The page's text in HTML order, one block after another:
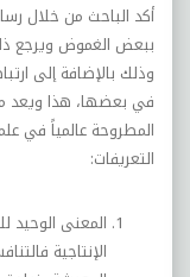
أكد الباحث من خلال
ببعض الغموض ويرجع
وذلك بالإضافة إلى
في بعضها، هذا ويعد
المطروحة عالمياً في
التعريفات:
المعنى
الإنتاجية